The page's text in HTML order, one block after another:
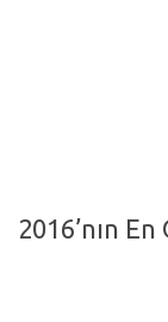
Cilt-Güzellik
2016’nın